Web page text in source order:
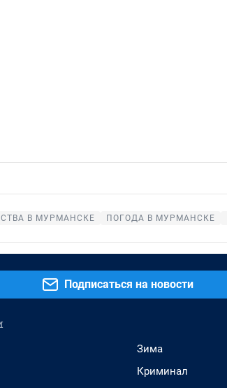
В МУРМАНСКЕ ПОГОДА В МУРМАНСКЕ
Подписаться на новости
Зима
Криминал